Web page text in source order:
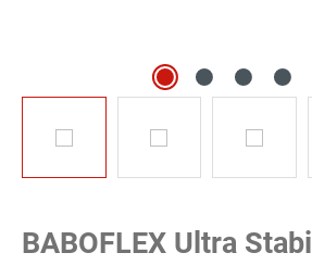
BABOFLEX Ultra Stabil